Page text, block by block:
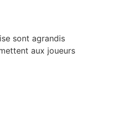
sont agrandis
aux joueurs